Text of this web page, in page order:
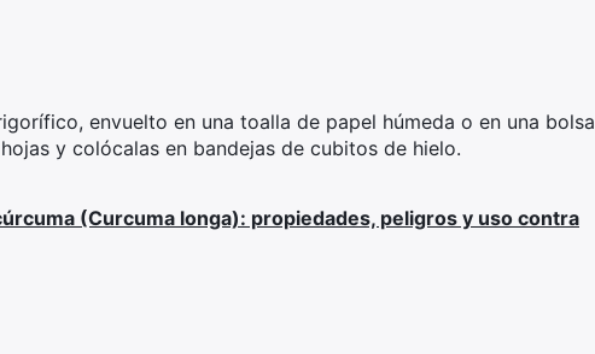
envuelto en una toalla de papel húmeda o en una bolsa
y colócalas en bandejas de cubitos de hielo.
(Curcuma longa): propiedades, peligros y uso contra